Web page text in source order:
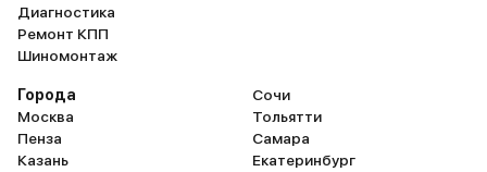
Диагностика
Ремонт КПП
Шиномонтаж
Города
Москва
Пенза
Казань
Сочи
Тольятти
Самара
Екатеринбург